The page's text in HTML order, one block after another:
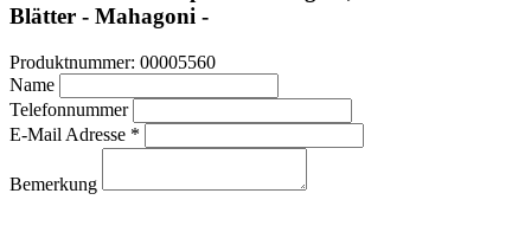
Blätter - Mahagoni -
Produktnummer: 00005560
Name
Telefonnummer
E-Mail Adresse *
Bemerkung